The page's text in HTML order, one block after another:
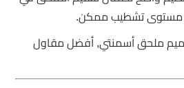
مستوى تشطيب ممكن.
ملحق أسمنتي, أفضل مقاول